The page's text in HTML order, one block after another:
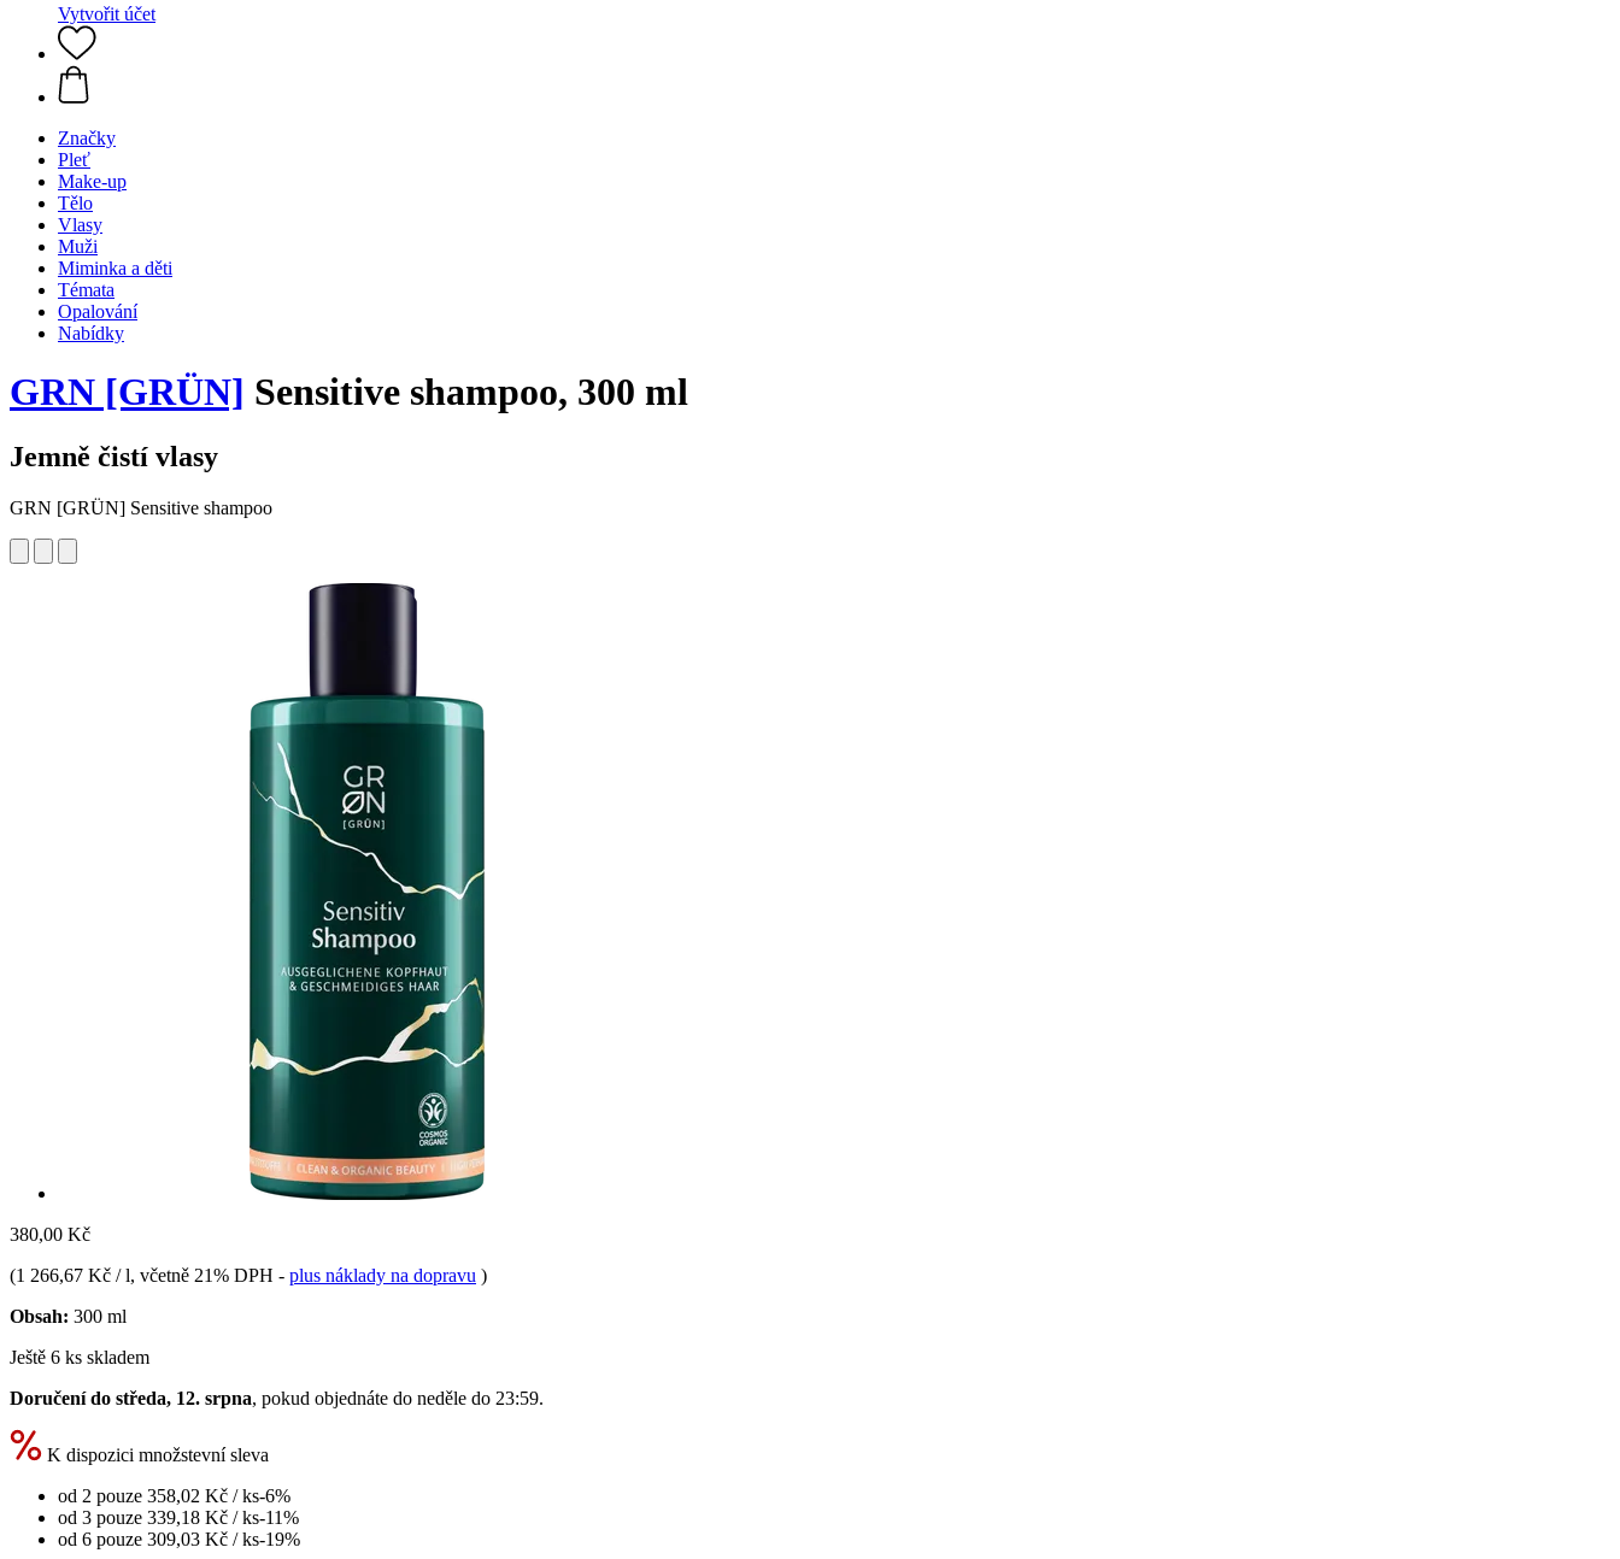
Vytvořit účet
Značky
Pleť
Make-up
Tělo
Vlasy
Muži
Miminka a děti
Témata
Opalování
Nabídky
GRN [GRÜN] Sensitive shampoo, 300 ml
Jemně čistí vlasy
GRN [GRÜN] Sensitive shampoo
380,00 Kč
(1 266,67 Kč / l, včetně 21% DPH - plus náklady na dopravu )
Obsah: 300 ml
Ještě 6 ks skladem
Doručení do středa, 12. srpna, pokud objednáte do neděle do 23:59.
K dispozici množstevní sleva
od 2 pouze 358,02 Kč / ks-6%
od 3 pouze 339,18 Kč / ks-11%
od 6 pouze 309,03 Kč / ks-19%